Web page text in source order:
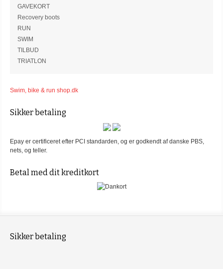
GAVEKORT
Recovery boots
RUN
SWIM
TILBUD
TRIATLON
Swim, bike & run shop.dk
Sikker betaling
Epay er certificeret efter PCI standarden, og er godkendt af danske PBS,
nets, og teller.
Betal med dit kreditkort
Sikker betaling